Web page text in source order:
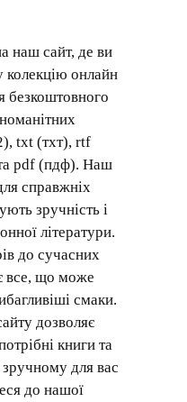
наш сайт, де ви
колекцію онлайн
безкоштовного
txt (тхт), rtf
pdf (пдф). Наш
справжніх
зручність і
літератури.
до сучасних
все, що може
смаки.
дозволяє
книги та
зручному для вас
до нашої